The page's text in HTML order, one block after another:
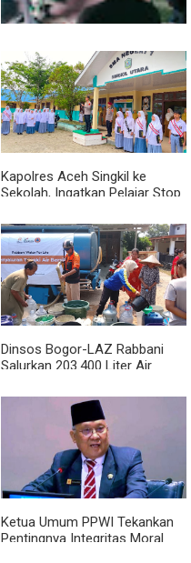
Babinsa dan Bhabinkamtibmas
Kompak Gaungkan Gerakan
Kibarkan Merah Putih
Kapolres Aceh Singkil ke
Sekolah, Ingatkan Pelajar Stop
Dinsos Bogor-LAZ Rabbani
Salurkan 203.400 Liter Air
Kekeringan
Ketua Umum PPWI Tekankan
Pentingnya Integritas Moral